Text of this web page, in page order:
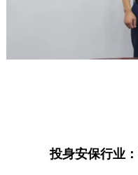
投身安保行业：